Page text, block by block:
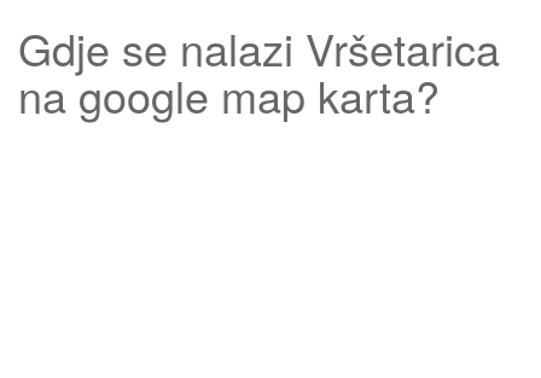
Gdje se nalazi Vršetarica
na google map karta?